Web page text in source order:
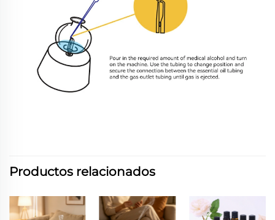
Productos relacionados